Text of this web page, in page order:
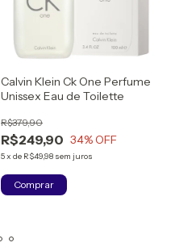
Calvin Klein Ck One Perfume
Unissex Eau de Toilette
R$249,90
R$379,90
34% OFF
5x de R$49,98 sem juros
Comprar